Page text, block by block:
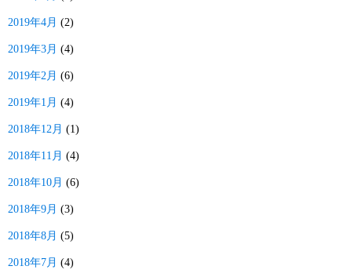
2019年4月 (2)
2019年3月 (4)
2019年2月 (6)
2019年1月 (4)
2018年12月 (1)
2018年11月 (4)
2018年10月 (6)
2018年9月 (3)
2018年8月 (5)
2018年7月 (4)